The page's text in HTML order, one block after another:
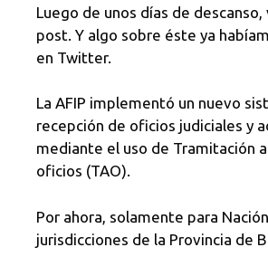
Luego de unos días de
post. Y algo sobre éste ya
en Twitter.
La AFIP implementó un nuevo
recepción de oficios judiciales y
mediante el uso de Tramitación
oficios (TAO).
Por ahora, solamente para
jurisdicciones de la Provincia de